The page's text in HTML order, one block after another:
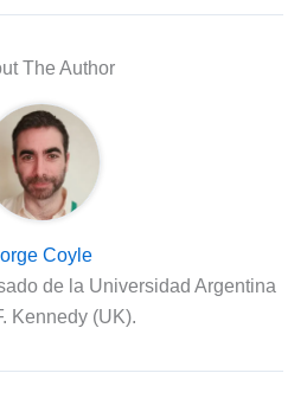
The Author
Coyle
de la Universidad Argentina
Kennedy (UK).